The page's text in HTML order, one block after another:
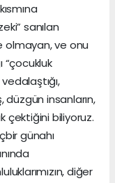
sanılan
olmayan, ve onu
“çocukluk
düzgün insanların,
çektiğini biliyoruz.
günahı
diğer